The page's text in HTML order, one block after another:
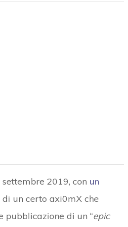
2019, con un
di un certo axi0mX che
pubblicazione di un “epic